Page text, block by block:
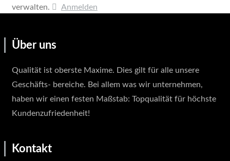
verwalten.
Anmelden
Über uns
Qualität ist oberste Maxime. Dies gilt für alle unsere
Geschäfts- bereiche. Bei allem was wir unternehmen,
haben wir einen festen Maßstab: Topqualität für höchste
Kundenzufriedenheit!
Kontakt